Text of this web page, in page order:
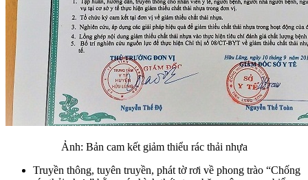
Ảnh: Bản cam kết giảm thiểu rác thải nhựa
Truyền thông, tuyên truyền, phát tờ rơi về phong trào “Chống